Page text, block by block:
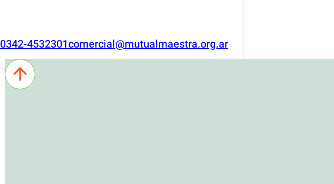
0342-4532301comercial@mutualmaestra.org.ar